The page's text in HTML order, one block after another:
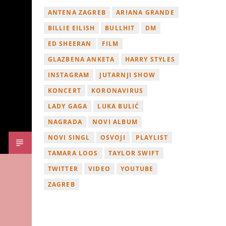
ANTENA ZAGREB
ARIANA GRANDE
BILLIE EILISH
BULLHIT
DM
ED SHEERAN
FILM
GLAZBENA ANKETA
HARRY STYLES
INSTAGRAM
JUTARNJI SHOW
KONCERT
KORONAVIRUS
LADY GAGA
LUKA BULIĆ
NAGRADA
NOVI ALBUM
NOVI SINGL
OSVOJI
PLAYLIST
TAMARA LOOS
TAYLOR SWIFT
TWITTER
VIDEO
YOUTUBE
ZAGREB